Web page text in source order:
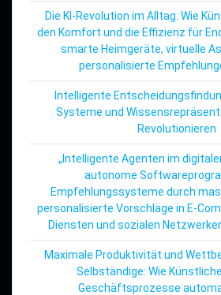
Die KI-Revolution im Alltag: Wie
den Komfort und die Effizienz für
smarte Heimgeräte, virtuelle
personalisierte
Intelligente
Systeme und
Revolutionieren
„Intelligente Agenten im
autonome
Empfehlungssysteme durch
personalisierte Vorschläge in E-
Diensten und sozialen
Maximale Produktivität und
Selbständige: Wie
Geschäftsprozesse